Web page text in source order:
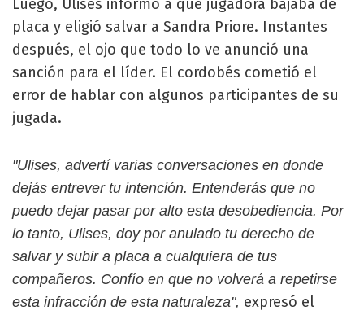
Luego, Ulises informó a qué jugadora bajaba de
placa y eligió salvar a Sandra Priore. Instantes
después, el ojo que todo lo ve anunció una
sanción para el líder. El cordobés cometió el
error de hablar con algunos participantes de su
jugada.
"Ulises, advertí varias conversaciones en donde
dejás entrever tu intención. Entenderás que no
puedo dejar pasar por alto esta desobediencia. Por
lo tanto, Ulises, doy por anulado tu derecho de
salvar y subir a placa a cualquiera de tus
compañeros. Confío en que no volverá a repetirse
esta infracción de esta naturaleza", expresó el